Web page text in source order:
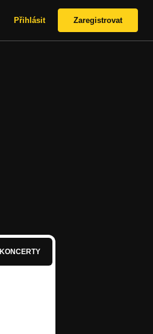
Přihlásit Zaregistrovat
KONCERTY